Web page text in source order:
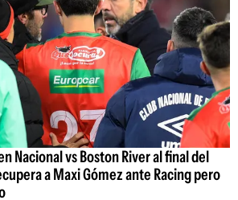
Nacional vs Boston River al final del
a Maxi Gómez ante Racing pero